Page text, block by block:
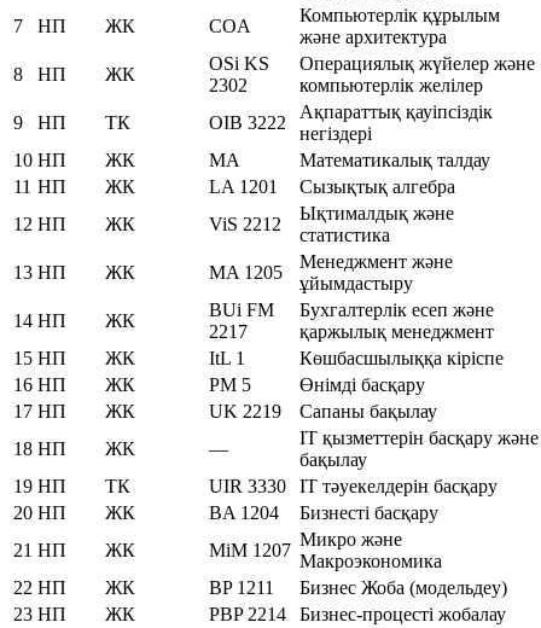
7
НП ЖК COA
Компьютерлік құрылым
және архитектура
8
НП ЖК
OSi KS
2302
Операциялық жүйелер және
компьютерлік желілер
9
НП ТК OIB 3222
Ақпараттық қауіпсіздік
негіздері
10 НП ЖК MA
Математикалық талдау
11 НП ЖК LA 1201
Сызықтық алгебра
12 НП ЖК ViS 2212
Ықтималдық және
статистика
13 НП ЖК MA 1205
Менеджмент және
ұйымдастыру
14 НП ЖК
BUi FM
2217
Бухгалтерлік есеп және
қаржылық менеджмент
15 НП ЖК ItL 1
Көшбасшылыққа кіріспе
16 НП ЖК PM 5
Өнімді басқару
17 НП ЖК UK 2219
Сапаны бақылау
18 НП ЖК —
IT қызметтерін басқару және
бақылау
19 НП ТК UIR 3330
IТ тәуекелдерін басқару
20 НП ЖК BA 1204
Бизнесті басқару
21 НП ЖК MiM 1207
Микро және
Макроэкономика
22 НП ЖК BP 1211
Бизнес Жоба (модельдеу)
23 НП ЖК PBP 2214
Бизнес-процесті жобалау